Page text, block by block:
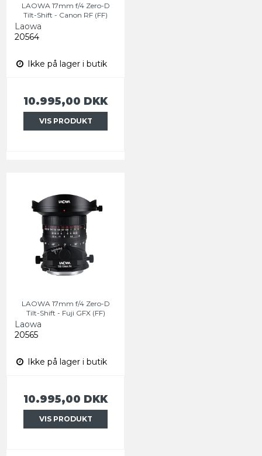
LAOWA 17mm f/4 Zero-D
Tilt-Shift - Canon RF (FF)
Laowa
20564
Ikke på lager i butik
10.995,00 DKK
VIS PRODUKT
LAOWA 17mm f/4 Zero-D
Tilt-Shift - Fuji GFX (FF)
Laowa
20565
Ikke på lager i butik
10.995,00 DKK
VIS PRODUKT